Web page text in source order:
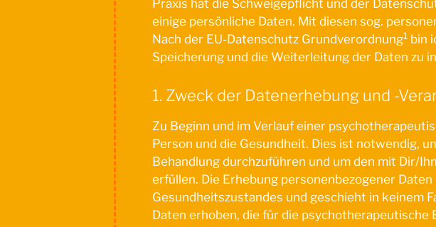
Praxis hat die Schweigepflicht und der
einige persönliche Daten. Mit diesen sog.
Nach der EU-Datenschutz Grundverordnung1 bin
Speicherung und die Weiterleitung der Daten zu
1. Zweck der Datenerhebung und -
Zu Beginn und im Verlauf einer
Person und die Gesundheit. Dies ist notwendig,
Behandlung durchzuführen und um den mit Dir/
erfüllen. Die Erhebung personenbezogener
Gesundheitszustandes und geschieht in keinem
Daten erhoben, die für die